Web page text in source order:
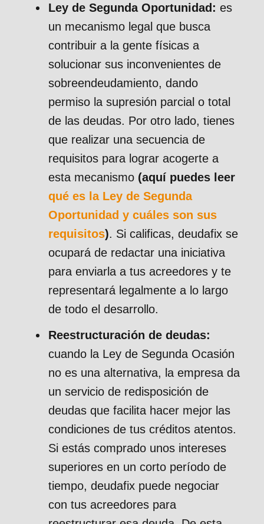
Ley de Segunda Oportunidad: es
un mecanismo legal que busca
contribuir a la gente físicas a
solucionar sus inconvenientes de
sobreendeudamiento, dando
permiso la supresión parcial o total
de las deudas. Por otro lado, tienes
que realizar una secuencia de
requisitos para lograr acogerte a
esta mecanismo (aquí puedes leer
qué es la Ley de Segunda
Oportunidad y cuáles son sus
requisitos). Si calificas, deudafix se
ocupará de redactar una iniciativa
para enviarla a tus acreedores y te
representará legalmente a lo largo
de todo el desarrollo.
Reestructuración de deudas:
cuando la Ley de Segunda Ocasión
no es una alternativa, la empresa da
un servicio de redisposición de
deudas que facilita hacer mejor las
condiciones de tus créditos atentos.
Si estás comprado unos intereses
superiores en un corto período de
tiempo, deudafix puede negociar
con tus acreedores para